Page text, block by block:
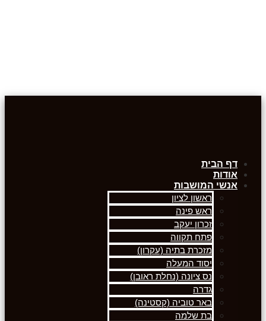
דף הבית
אודות
אנשי המושבות
ראשון לציון
ראש פינה
זכרון יעקב
פתח תקווה
מזכרת בתיה (עקרון)
יסוד המעלה
נס ציונה (נחלת ראובן)
גדרה
באר טוביה (קסטינה)
בת שלמה